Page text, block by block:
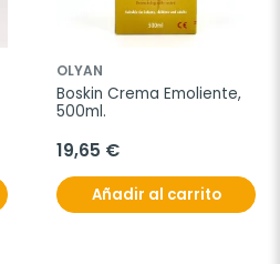
OLYAN
Boskin Crema Emoliente,
500ml.
19,65 €
Añadir al carrito